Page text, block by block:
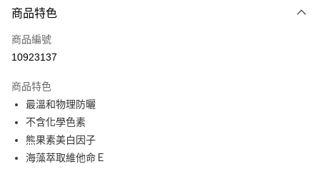
信用卡一次付款
超商取貨付款
Apple Pay
街口支付
悠遊付
商品特色
商品編號
10923137
商品特色
最溫和物理防曬
不含化學色素
熊果素美白因子
海藻萃取維他命Ｅ